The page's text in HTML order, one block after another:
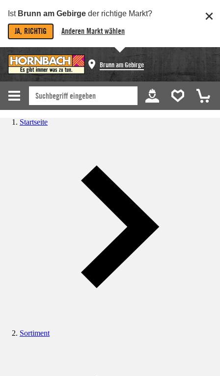
Ist Brunn am Gebirge der richtige Markt?
JA, RICHTIG Anderen Markt wählen
Brunn am Gebirge
Startseite
Sortiment